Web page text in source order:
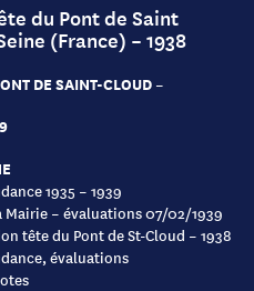
du Pont de Saint
(France) – 1938
DE SAINT-CLOUD –
1935 – 1939
Mairie – évaluations 07/02/1939
tête du Pont de St-Cloud – 1938
évaluations